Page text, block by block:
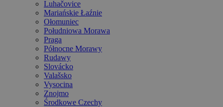
Luhačovice
Mariańskie Łaźnie
Ołomuniec
Południowa Morawa
Praga
Północne Morawy
Rudawy
Slovácko
Valašsko
Vysocina
Znojmo
Środkowe Czechy